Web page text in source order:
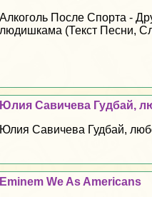
Алкоголь После Спорта -
людишкама (Текст Песни,
Юлия Савичева Гудбай,
Юлия Савичева Гудбай,
Eminem We As Americans